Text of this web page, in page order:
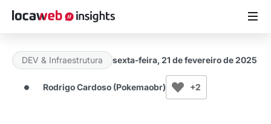
ARTIGOS
DEV & Infraestrutura sexta-feira, 21 de fevereiro de 2025
Rodrigo Cardoso (Pokemaobr) +2